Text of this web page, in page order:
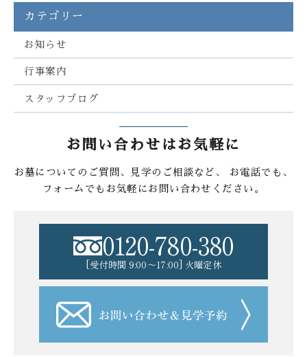
カテゴリー
お知らせ
行事案内
スタッフブログ
お問い合わせはお気軽に
お墓についてのご質問、見学のご相談など、
お電話でも、
フォームでもお気軽にお問い合わせください。
0120-780-380
[受付時間 9:00〜17:00] 火曜定休